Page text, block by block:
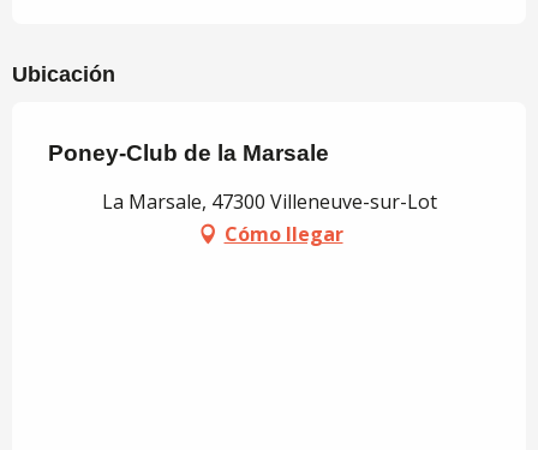
Ubicación
Poney-Club de la Marsale
La Marsale, 47300 Villeneuve-sur-Lot
Cómo llegar